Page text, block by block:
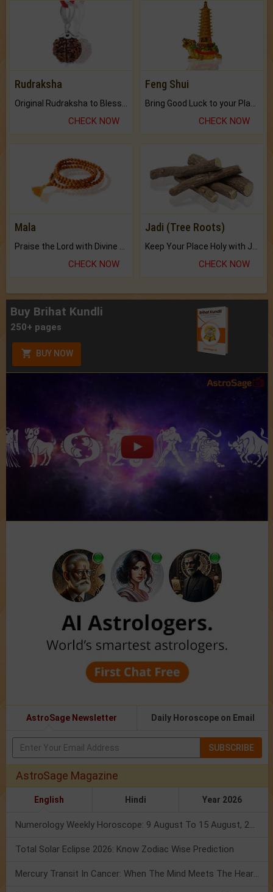
Rudraksha
CHECK NOW
Feng Shui
CHECK NOW
Mala
Praise the Lord with Divine Energies of Mala.
CHECK NOW
Jadi (Tree Roots)
Keep Your Place Holy with Jadi.
CHECK NOW
Buy Brihat Kundli
250+ pages
BUY NOW
AstroSage Newsletter Daily Horoscope on Email
SUBSCRIBE
AstroSage Magazine
English Hindi Year 2026
Numerology Weekly Horoscope: 9 August To 15 August, 2026
Total Solar Eclipse 2026: Know Zodiac Wise Prediction
Mercury Transit In Cancer: When The Mind Meets The Heart!